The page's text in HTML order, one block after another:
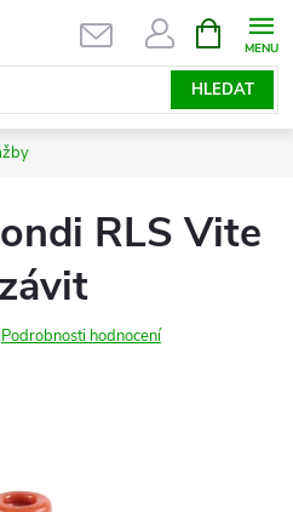
HLEDAT
NÁKUPNÍ
KOŠÍK
RLS Vite
Podrobnosti hodnocení